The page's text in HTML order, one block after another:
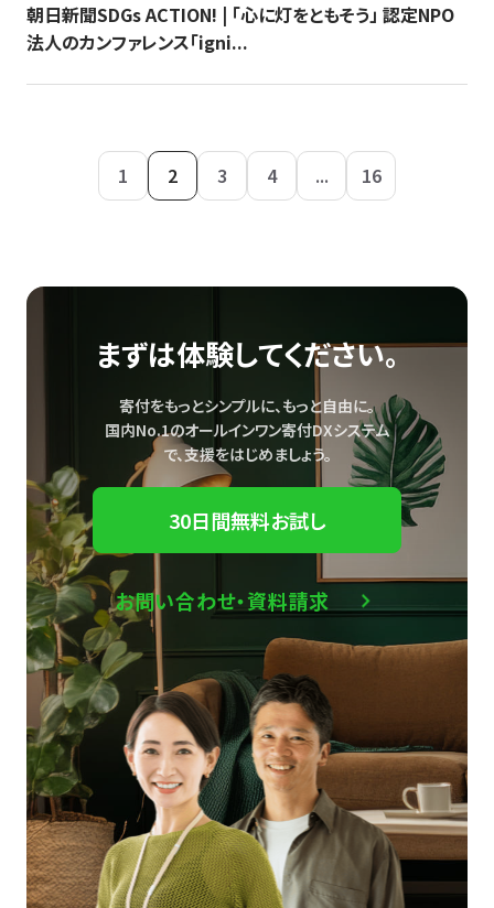
朝日新聞SDGs ACTION! | 「心に灯をともそう」 認定NPO
法人のカンファレンス「igni...
1 2 3 4 ... 16
まずは体験してください。
寄付をもっとシンプルに、もっと自由に。
国内No.1のオールインワン寄付DXシステム
で、支援をはじめましょう。
30日間無料お試し
お問い合わせ・資料請求